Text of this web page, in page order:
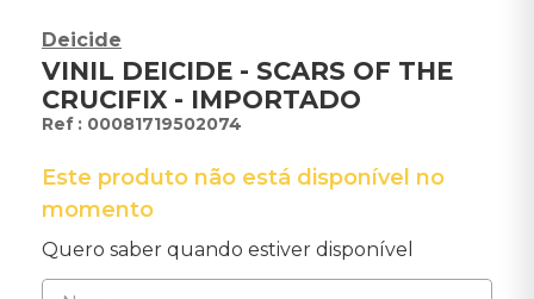
Deicide
VINIL DEICIDE - SCARS OF THE
CRUCIFIX - IMPORTADO
: 00081719502074
Este produto não está disponível no
momento
Quero saber quando estiver disponível